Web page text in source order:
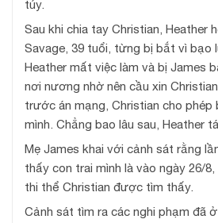
túy.
Sau khi chia tay Christian, Heather
Savage, 39 tuổi, từng bị bắt vì bạo
Heather mất việc làm và bị James
nơi nương nhờ nên cầu xin
trước án mạng, Christian cho phép
mình. Chẳng bao lâu sau, Heather
Mẹ James khai với cảnh sát rằng
thấy con trai mình là vào ngày 26/
thi thể Christian được tìm thấy.
Cảnh sát tìm ra các nghi phạm đã